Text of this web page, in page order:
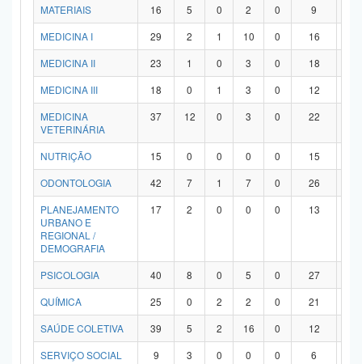
MATERIAIS 16 5 0 2 0 9
MEDICINA I
29 2 1 10 0 16
MEDICINA II
23 1 0 3 0 18
MEDICINA III
18 0 1 3 0 12
MEDICINA
VETERINÁRIA
37 12 0 3 0 22
NUTRIÇÃO 15 0 0 0 0 15
ODONTOLOGIA
42 7 1 7 0 26
PLANEJAMENTO
URBANO E
REGIONAL /
DEMOGRAFIA
17 2 0 0 0 13
PSICOLOGIA 40 8 0 5 0 27
QUÍMICA
25 0 2 2 0 21
SAÚDE COLETIVA
39 5 2 16 0 12
SERVIÇO SOCIAL
9 3 0 0 0 6